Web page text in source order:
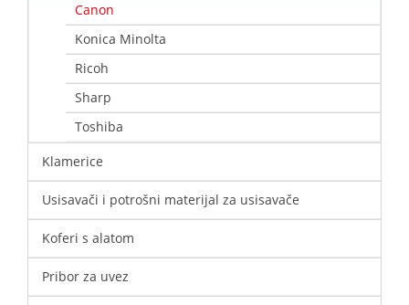
Canon
Konica Minolta
Ricoh
Sharp
Toshiba
Klamerice
Usisavači i potrošni materijal za usisavače
Koferi s alatom
Pribor za uvez